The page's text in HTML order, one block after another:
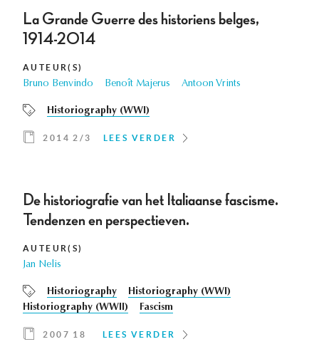
La Grande Guerre des historiens belges,
1914-2014
AUTEUR(S)
Bruno Benvindo Benoît Majerus Antoon Vrints
Historiography (WWI)
2014 2/3 LEES VERDER
De historiografie van het Italiaanse fascisme.
Tendenzen en perspectieven.
AUTEUR(S)
Jan Nelis
Historiography
Historiography (WWI)
Historiography (WWII)
Fascism
2007 18 LEES VERDER